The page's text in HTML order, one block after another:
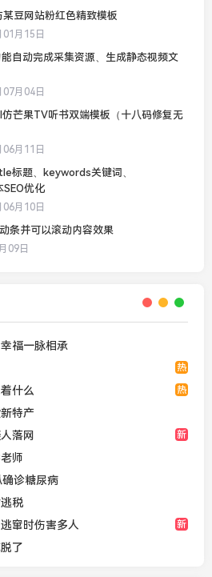
豆网站粉红色精致模板
01月15日
自动完成采集资源、生成静态视频文
07月04日
06月11日
标题、keywords关键词、
优化
06月10日
条并可以滚动内容效果
09日
福一脉相承
热
热
什么
特产
新
落网
师
诊糖尿病
税
新
窜时伤害多人
了